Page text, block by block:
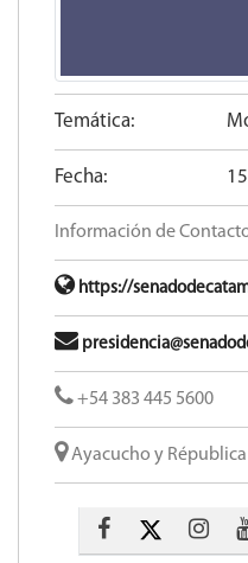
Temática:
Fecha:
Información de
https://
+54 383 445 5600​
Ayacucho y Républica